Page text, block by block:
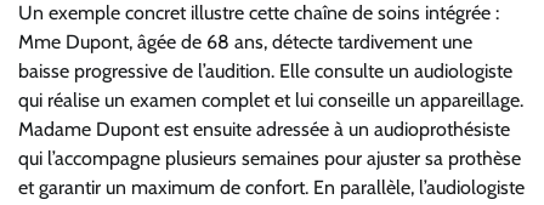
Un exemple concret illustre cette chaîne de soins intégrée :
Mme Dupont, âgée de 68 ans, détecte tardivement une
baisse progressive de l’audition. Elle consulte un audiologiste
qui réalise un examen complet et lui conseille un appareillage.
Madame Dupont est ensuite adressée à un audioprothésiste
qui l’accompagne plusieurs semaines pour ajuster sa prothèse
et garantir un maximum de confort. En parallèle, l’audiologiste